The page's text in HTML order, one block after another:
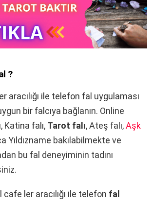
?
aracılığı ile telefon fal uygulaması
bir falcıya bağlanın. Online
Katina falı, Tarot falı, Ateş falı,Aşk
Yıldızname bakılabilmekte ve
bu fal deneyiminin tadını
ler aracılığı ile telefon fal